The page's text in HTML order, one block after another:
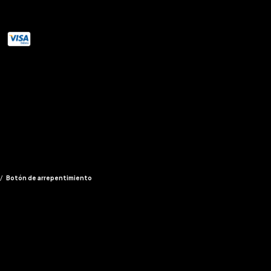
/ Botón de arrepentimiento